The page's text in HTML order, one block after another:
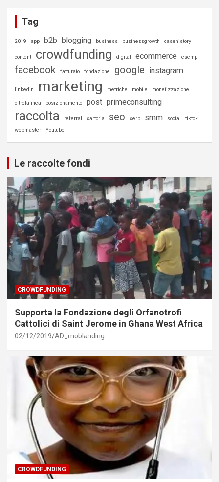
Tag
2019 app b2b blogging business businessgrowth casehistory
content crowdfunding digital ecommerce esempi
facebook fatturato fondazione google instagram
linkedin marketing metriche mobile monetizzazione
oltrelalinea posizionamento post primeconsulting
raccolta referral sartoria seo serp smm social
tiktok
webmaster
Youtube
Le raccolte fondi
CROWDFUNDING
Supporta la Fondazione degli Orfanotrofi
Cattolici di Saint Jerome in Ghana West Africa
02/12/2019 AD_moblanding
CROWDFUNDING